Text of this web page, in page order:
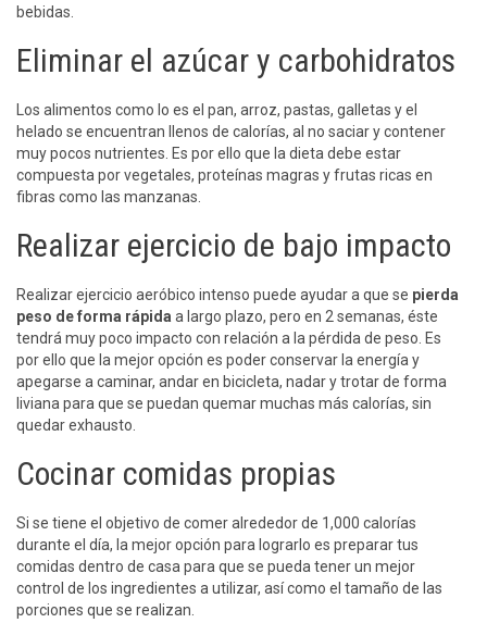
bebidas.
Eliminar el azúcar y carbohidratos
Los alimentos como lo es el pan, arroz, pastas, galletas y el
helado se encuentran llenos de calorías, al no saciar y contener
muy pocos nutrientes. Es por ello que la dieta debe estar
compuesta por vegetales, proteínas magras y frutas ricas en
fibras como las manzanas.
Realizar ejercicio de bajo impacto
Realizar ejercicio aeróbico intenso puede ayudar a que se pierda
peso de forma rápida a largo plazo, pero en 2 semanas, éste
tendrá muy poco impacto con relación a la pérdida de peso. Es
por ello que la mejor opción es poder conservar la energía y
apegarse a caminar, andar en bicicleta, nadar y trotar de forma
liviana para que se puedan quemar muchas más calorías, sin
quedar exhausto.
Cocinar comidas propias
Si se tiene el objetivo de comer alrededor de 1,000 calorías
durante el día, la mejor opción para lograrlo es preparar tus
comidas dentro de casa para que se pueda tener un mejor
control de los ingredientes a utilizar, así como el tamaño de las
porciones que se realizan.